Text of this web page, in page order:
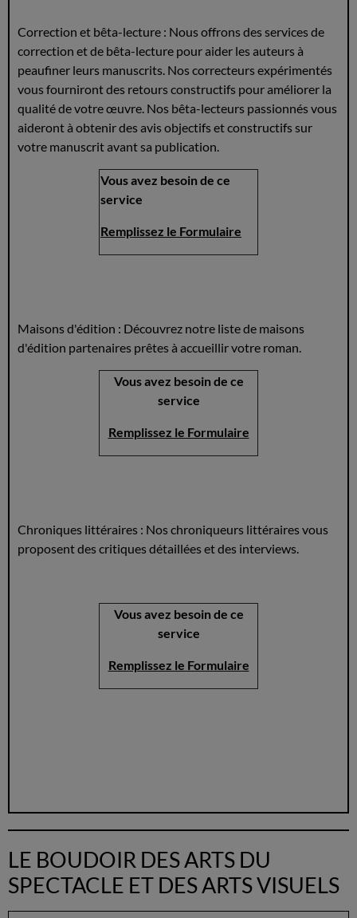
Correction et bêta-lecture : Nous offrons des services de
correction et de bêta-lecture pour aider les auteurs à
peaufiner leurs manuscrits. Nos correcteurs expérimentés
vous fourniront des retours constructifs pour améliorer la
qualité de votre œuvre. Nos bêta-lecteurs passionnés vous
aideront à obtenir des avis objectifs et constructifs sur
votre manuscrit avant sa publication.
Vous avez besoin de ce
service
Remplissez le Formulaire
Maisons d'édition : Découvrez notre liste de maisons
d'édition partenaires prêtes à accueillir votre roman.
Vous avez besoin de ce
service
Remplissez le Formulaire
Chroniques littéraires : Nos chroniqueurs littéraires vous
proposent des critiques détaillées et des interviews.
Vous avez besoin de ce
service
Remplissez le Formulaire
LE BOUDOIR DES ARTS DU
SPECTACLE ET DES ARTS VISUELS